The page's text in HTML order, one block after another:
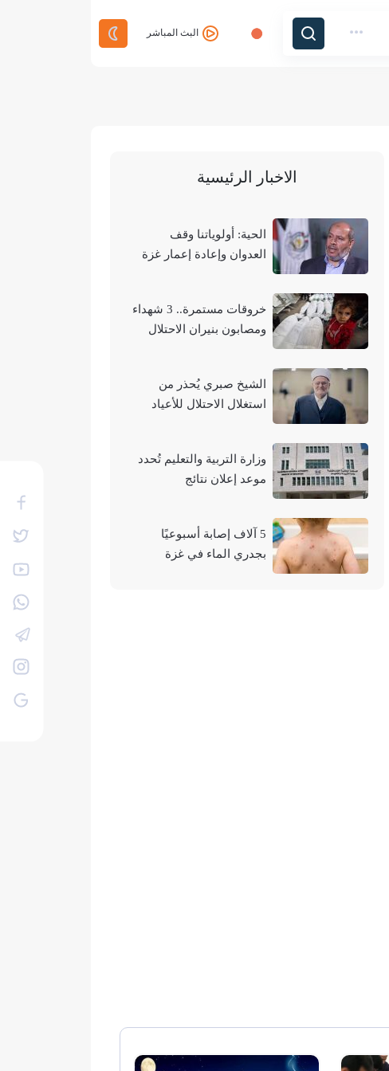
البث المباشر
الاخبار الرئيسية
الحية: أولوياتنا وقف
العدوان وإعادة إعمار غزة
خروقات مستمرة.. 3 شهداء
ومصابون بنيران الاحتلال
الشيخ صبري يُحذر من
استغلال الاحتلال للأعياد
وزارة التربية والتعليم تُحدد
موعد إعلان نتائج
5 آلاف إصابة أسبوعيًا
بجدري الماء في غزة